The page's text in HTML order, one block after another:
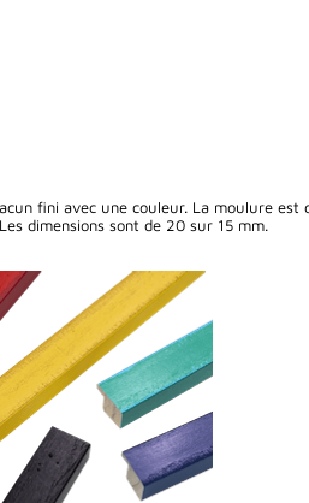
fini avec une couleur. La moulure est
dimensions sont de 20 sur 15 mm.